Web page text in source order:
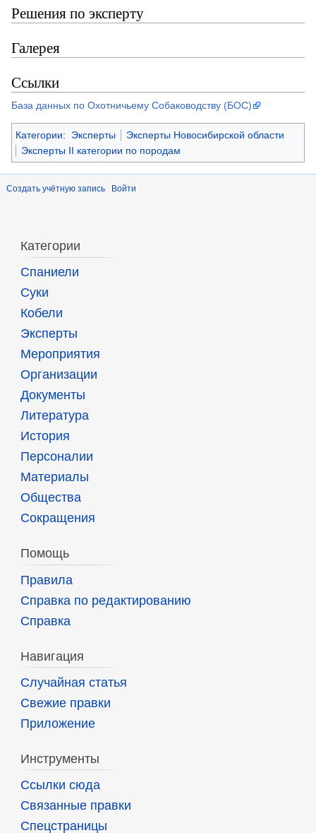
Решения по эксперту
Галерея
Ссылки
База данных по Охотничьему Собаководству (БОС)
Категории: Эксперты
Эксперты Новосибирской области
Эксперты II категории по породам
Создать учётную запись Войти
Категории
Спаниели
Суки
Кобели
Эксперты
Мероприятия
Организации
Документы
Литература
История
Персоналии
Материалы
Общества
Сокращения
Помощь
Правила
Справка по редактированию
Справка
Навигация
Случайная статья
Свежие правки
Приложение
Инструменты
Ссылки сюда
Связанные правки
Спецстраницы